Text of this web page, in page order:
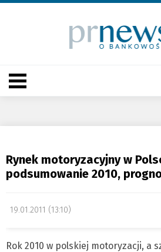
Rynek motoryzacyjny w
podsumowanie 2010,
19.01.2011 (13:10)
Rok 2010 w polskiej motoryzacji, a